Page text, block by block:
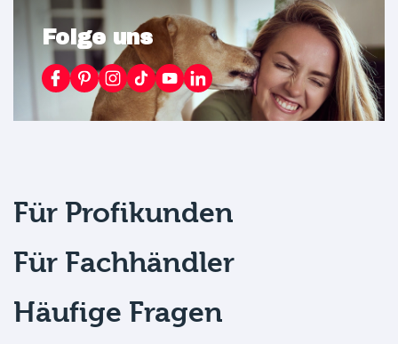
Folge uns
Für Profikunden
Für Fachhändler
Häufige Fragen